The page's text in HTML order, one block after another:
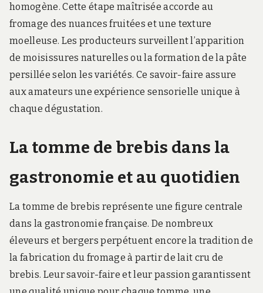
homogène. Cette étape maîtrisée accorde au
fromage des nuances fruitées et une texture
moelleuse. Les producteurs surveillent l’apparition
de moisissures naturelles ou la formation de la pâte
persillée selon les variétés. Ce savoir-faire assure
aux amateurs une expérience sensorielle unique à
chaque dégustation.
La tomme de brebis dans la
gastronomie et au quotidien
La tomme de brebis représente une figure centrale
dans la gastronomie française. De nombreux
éleveurs et bergers perpétuent encore la tradition de
la fabrication du fromage à partir de lait cru de
brebis. Leur savoir-faire et leur passion garantissent